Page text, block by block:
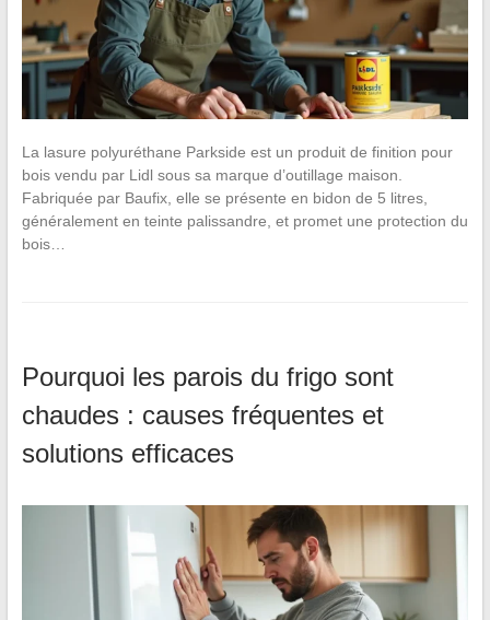
La lasure polyuréthane Parkside est un produit de finition pour
bois vendu par Lidl sous sa marque d’outillage maison.
Fabriquée par Baufix, elle se présente en bidon de 5 litres,
généralement en teinte palissandre, et promet une protection du
bois…
Pourquoi les parois du frigo sont
chaudes : causes fréquentes et
solutions efficaces